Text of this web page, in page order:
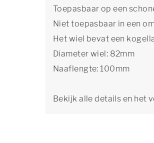
Toepasbaar op een
Niet toepasbaar in een
Het wiel bevat een
Diameter wiel: 82mm
Naaflengte: 100mm
Bekijk alle details en het